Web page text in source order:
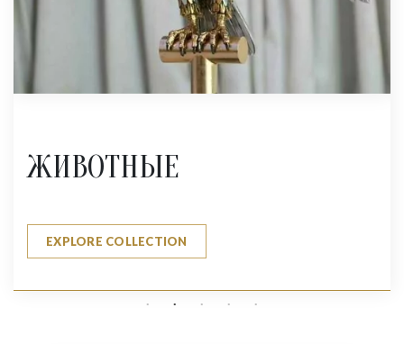
ЖИВОТНЫЕ
EXPLORE COLLECTION